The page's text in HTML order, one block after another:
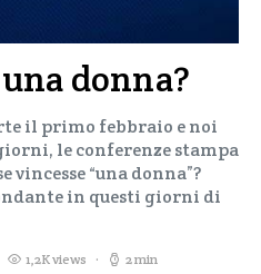
donna?
il primo febbraio e noi
le conferenze stampa
vincesse “una donna”?
in questi giorni di
1,2K views 2 min